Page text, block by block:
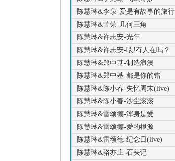
陈慧琳&李泉-爱是有故事的旅行
陈慧琳&苦荣-几何三角
陈慧琳&许志安-光年
陈慧琳&许志安-喂!有人在吗？
陈慧琳&郑中基-制造浪漫
陈慧琳&郑中基-都是你的错
陈慧琳&陈小春-失忆周末(live)
陈慧琳&陈小春-沙尘滚滚
陈慧琳&雷颂德-浑身是爱
陈慧琳&雷颂德-爱的根源
陈慧琳&雷颂德-纪念日(live)
陈慧琳&骆亦庄-石头记